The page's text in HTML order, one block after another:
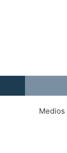
Player
Medios